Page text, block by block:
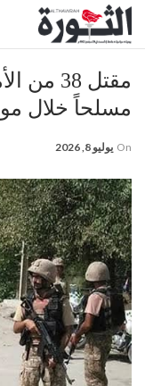
مسلحاً خلال
On يوليو 8, 2026